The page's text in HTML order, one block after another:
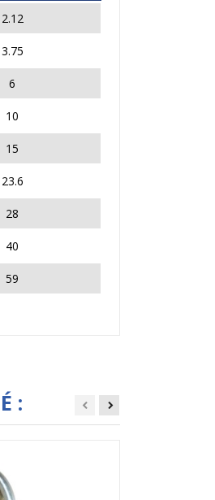
2.12
3.75
6
10
15
23.6
28
40
59
: